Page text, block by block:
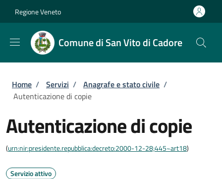
Regione Veneto
Comune di San Vito di Cadore
Briciole di pane
Home / Servizi / Anagrafe e stato civile /
Autenticazione di copie
Autenticazione di copie
(urn:nir:presidente.repubblica:decreto:2000-12-28;445~art18)
Servizio attivo